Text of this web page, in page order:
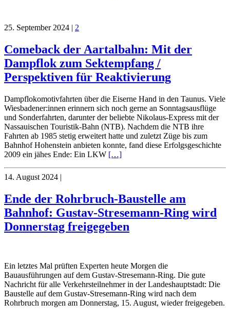
25. September 2024 | 2
Comeback der Aartalbahn: Mit der
Dampflok zum Sektempfang /
Perspektiven für Reaktivierung
Dampflokomotivfahrten über die Eiserne Hand in den Taunus. Viele
Wiesbadener:innen erinnern sich noch gerne an Sonntagsausflüge
und Sonderfahrten, darunter der beliebte Nikolaus-Express mit der
Nassauischen Touristik-Bahn (NTB). Nachdem die NTB ihre
Fahrten ab 1985 stetig erweitert hatte und zuletzt Züge bis zum
Bahnhof Hohenstein anbieten konnte, fand diese Erfolgsgeschichte
2009 ein jähes Ende: Ein LKW […]
14. August 2024 |
Ende der Rohrbruch-Baustelle am
Bahnhof: Gustav-Stresemann-Ring wird
Donnerstag freigegeben
Ein letztes Mal prüften Experten heute Morgen die
Bauausführungen auf dem Gustav-Stresemann-Ring. Die gute
Nachricht für alle Verkehrsteilnehmer in der Landeshauptstadt: Die
Baustelle auf dem Gustav-Stresemann-Ring wird nach dem
Rohrbruch morgen am Donnerstag, 15. August, wieder freigegeben.